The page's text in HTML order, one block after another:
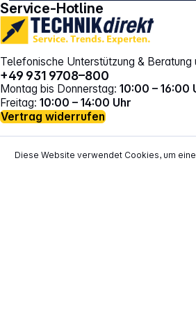
Service-Hotline
Telefonische Unterstützung & Beratung
+49 931 9708–800
Montag bis Donnerstag: 10:00 – 16:00
Freitag: 10:00 – 14:00 Uhr
Vertrag widerrufen
Diese Website verwendet Cookies, um